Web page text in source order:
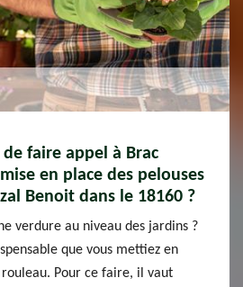
faire appel à Brac
en place des pelouses
Benoit dans le 18160 ?
verdure au niveau des jardins ?
que vous mettiez en
rouleau. Pour ce faire, il vaut